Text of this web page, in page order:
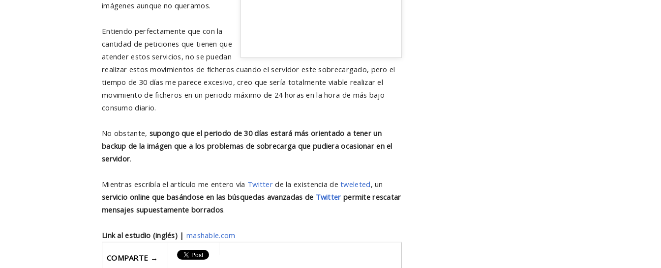
imágenes aunque no queramos.
Entiendo perfectamente que con la
cantidad de peticiones que tienen que
atender estos servicios, no se puedan
realizar estos movimientos de ficheros cuando el servidor este sobrecargado, pero el
tiempo de 30 días me parece excesivo, creo que sería totalmente viable realizar el
movimiento de ficheros en un periodo máximo de 24 horas en la hora de más bajo
consumo diario.
No obstante, supongo que el periodo de 30 días estará más orientado a tener un
backup de la imágen que a los problemas de sobrecarga que pudiera ocasionar en el
servidor.
Mientras escribía el artículo me entero vía Twitterde la existencia detweleted, un
servicio online que basándose en las búsquedas avanzadas de Twitter permite rescatar
mensajes supuestamente borrados.
Link al estudio (inglés) | mashable.com
COMPARTE →